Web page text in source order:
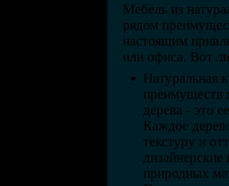
Мебель из
рядом
настоящим
или офиса. Вот
Натуральная
преимуществ
дерева - это
Каждое
текстуру и
природных